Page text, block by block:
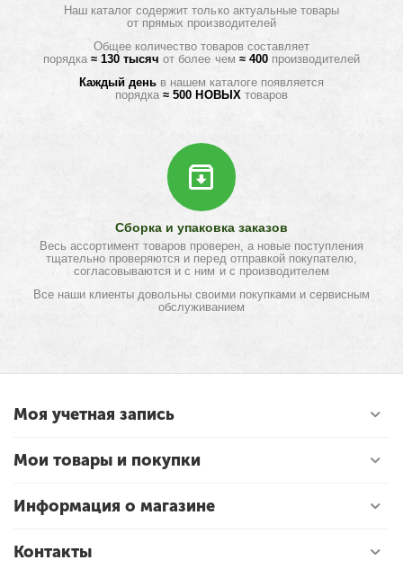
Наш каталог содержит только актуальные товары
от прямых производителей
Общее количество товаров составляет
порядка≈ 130 тысяч от более чем ≈ 400 производителей
Каждый деньв нашем каталоге появляется
порядка≈ 500 НОВЫХ товаров
Сборка и упаковка заказов
Весь ассортимент товаров проверен, а новые поступления
тщательно проверяются и перед отправкой покупателю,
согласовываются и с ним и с производителем
Все наши клиенты довольны своими покупками и сервисным
обслуживанием
Моя учетная запись
Мои товары и покупки
Информация о магазине
Контакты